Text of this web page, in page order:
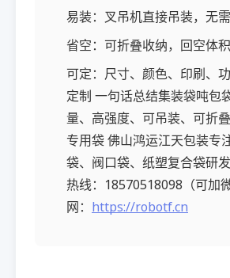
易装：叉吊机直接吊装，无
省空：可折叠收纳，回空体
可定：尺寸、颜色、印刷、
定制 一句话总结集装袋吨包
量、高强度、可吊装、可折
专用袋 佛山鸿运江天包装专
袋、阀口袋、纸塑复合袋研
热线：18570518098（可加
网： https://robotf.cn